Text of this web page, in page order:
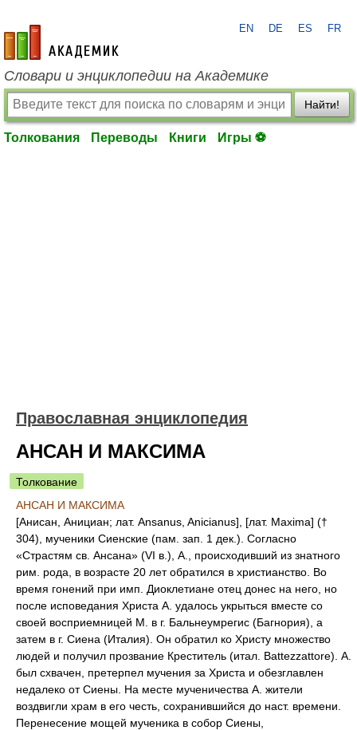
academic.ru
EN DE ES FR
Словари и энциклопедии на Академике
Найти!
Толкования Переводы Книги Игры ⚽
Православная энциклопедия
АНСАН И МАКСИМА
Толкование
АНСАН И МАКСИМА
[Анисан, Анициан; лат. Ansanus, Anicianus], [лат. Maxima] (†
304), мученики Сиенские (пам. зап. 1 дек.). Согласно
«Страстям св. Ансана» (VI в.), А., происходивший из знатного
рим. рода, в возрасте 20 лет обратился в христианство. Во
время гонений при имп. Диоклетиане отец донес на него, но
после исповедания Христа А. удалось укрыться вместе со
своей восприемницей М. в г. Бальнеумрегис (Багнория), а
затем в г. Сиена (Италия). Он обратил ко Христу множество
людей и получил прозвание Креститель (итал. Battezzattore). А.
был схвачен, претерпел мучения за Христа и обезглавлен
недалеко от Сиены. На месте мученичества А. жители
воздвигли храм в его честь, сохранившийся до наст. времени.
Перенесение мощей мученика в собор Сиены,